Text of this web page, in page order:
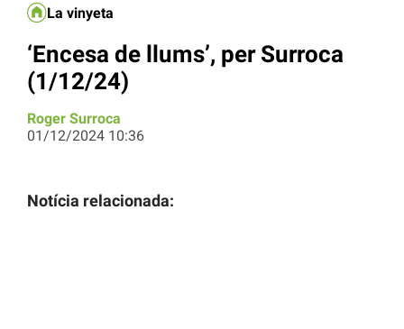
La vinyeta
‘Encesa de llums’, per Surroca
(1/12/24)
Roger Surroca
01/12/2024 10:36
Notícia relacionada: